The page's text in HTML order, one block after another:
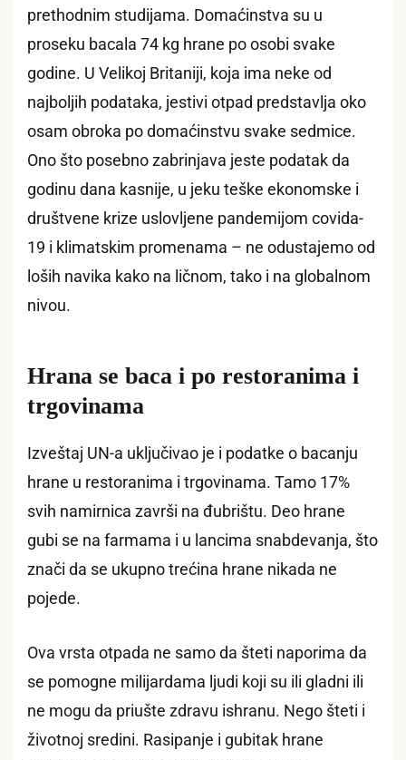
prethodnim studijama. Domaćinstva su u
proseku bacala 74 kg hrane po osobi svake
godine. U Velikoj Britaniji, koja ima neke od
najboljih podataka, jestivi otpad predstavlja oko
osam obroka po domaćinstvu svake sedmice.
Ono što posebno zabrinjava jeste podatak da
godinu dana kasnije, u jeku teške ekonomske i
društvene krize uslovljene pandemijom covida-
19 i klimatskim promenama – ne odustajemo od
loših navika kako na ličnom, tako i na globalnom
nivou.
Hrana se baca i po restoranima i
trgovinama
Izveštaj UN-a uključivao je i podatke o bacanju
hrane u restoranima i trgovinama. Tamo 17%
svih namirnica završi na đubrištu. Deo hrane
gubi se na farmama i u lancima snabdevanja, što
znači da se ukupno trećina hrane nikada ne
pojede.
Ova vrsta otpada ne samo da šteti naporima da
se pomogne milijardama ljudi koji su ili gladni ili
ne mogu da priušte zdravu ishranu. Nego šteti i
životnoj sredini. Rasipanje i gubitak hrane